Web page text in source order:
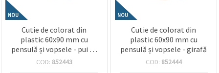
NOU
Cutie de colorat din
plastic 60x90 mm cu
pensulă și vopsele - pui de
leu cu coroană
COD: 852443
NOU
Cutie de colorat din
plastic 60x90 mm cu
pensulă și vopsele - girafă
COD: 852444